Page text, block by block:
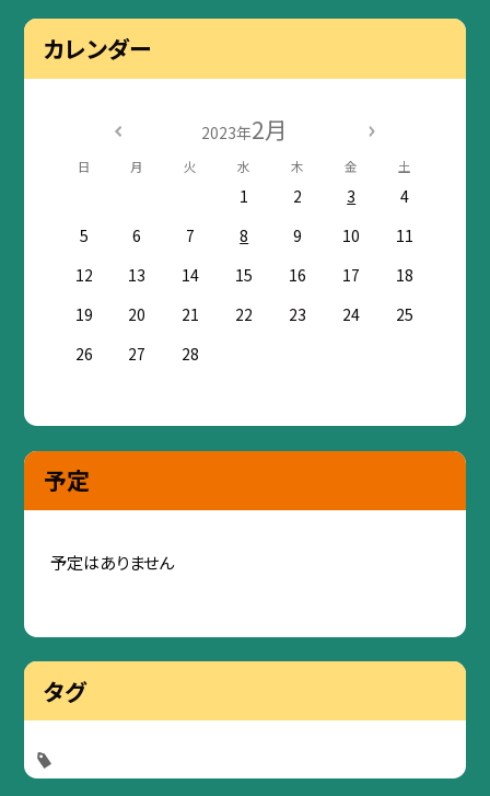
カレンダー
2023年2月
日 月 火 水 木 金 土
1 2 3
4
5
6 7 8 9 10
11
12
13 14 15 16 17
18
19
20 21 22 23 24
25
26
27 28
予定
予定はありません
タグ